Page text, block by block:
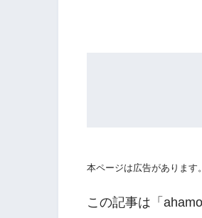
本ページは広告があります
この記事は「